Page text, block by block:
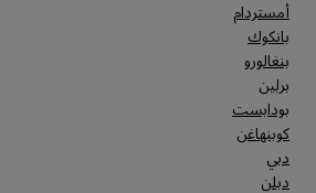
أمستردام
بانكوك
بنغالورو
برلين
بودابست
كوبنهاغن
دبي
دبلن